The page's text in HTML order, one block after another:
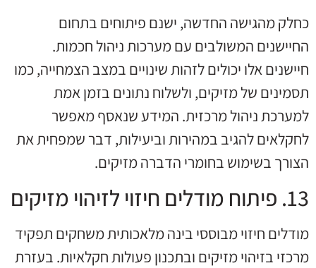
כחלק מהגישה החדשה, ישנם פיתוחים בתחום
החיישנים המשולבים עם מערכות ניהול חכמות.
חיישנים אלו יכולים לזהות שינויים במצב הצמחייה, כמו
תסמינים של מזיקים, ולשלוח נתונים בזמן אמת
למערכת ניהול מרכזית. המידע שנאסף מאפשר
לחקלאים להגיב במהירות וביעילות, דבר שמפחית את
הצורך בשימוש בחומרי הדברה מזיקים.
13. פיתוח מודלים חיזוי לזיהוי מזיקים
מודלים חיזוי מבוססי בינה מלאכותית משחקים תפקיד
מרכזי בזיהוי מזיקים ובתכנון פעולות חקלאיות. בעזרת